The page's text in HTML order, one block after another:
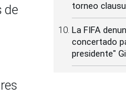
de
torneo
La FIFA
concertado
presidente"